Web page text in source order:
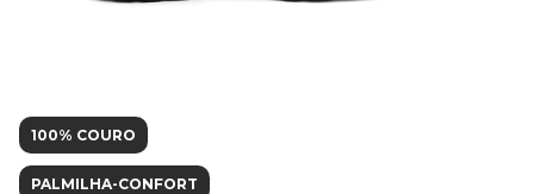
100% COURO
PALMILHA-CONFORT